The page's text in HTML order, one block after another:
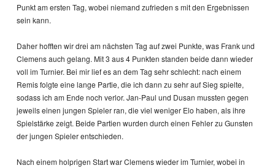
Punkt am ersten Tag, wobei niemand zufrieden s mit den Ergebnissen
sein kann.
Daher hofften wir drei am nächsten Tag auf zwei Punkte, was Frank und
Clemens auch gelang. Mit 3 aus 4 Punkten standen beide dann wieder
voll im Turnier. Bei mir lief es an dem Tag sehr schlecht: nach einem
Remis folgte eine lange Partie, die ich dann zu sehr auf Sieg spielte,
sodass ich am Ende noch verlor. Jan-Paul und Dusan mussten gegen
jeweils einen jungen Spieler ran, die viel weniger Elo haben, als ihre
Spielstärke zeigt. Beide Partien wurden durch einen Fehler zu Gunsten
der jungen Spieler entschieden.
Nach einem holprigen Start war Clemens wieder im Turnier, wobei in